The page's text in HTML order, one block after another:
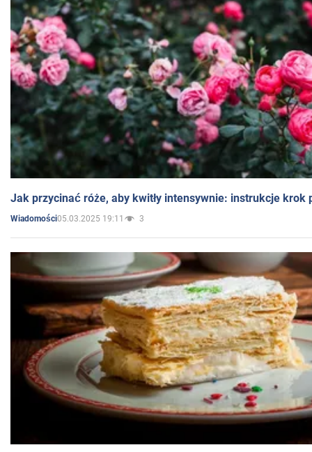
Jak przycinać róże, aby kwitły intensywnie: instrukcje krok
Wiadomości05.03.2025 19:11 3